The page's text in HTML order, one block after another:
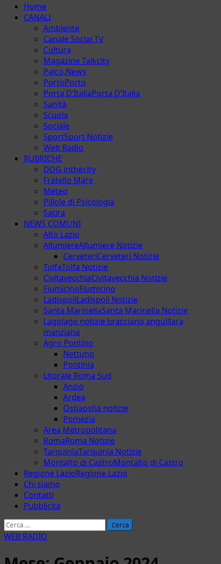
Menu
principale
Home
CANALI
Ambiente
Canale Social TV
Cultura
Magazine Talkcity
Palco.News
PortoPorto
Porta D’ItaliaPorta D’Italia
Sanità
Scuola
Sociale
SportSport Notizie
Web Radio
RUBRICHE
DOG inthecity
Fratello Mare
Meteo
Pillole di Psicologia
Satira
NEWS COMUNI
Alto Lazio
AllumiereAllumiere Notizie
CerveteriCerveteri Notizie
TolfaTolfa Notizie
CivitavecchiaCivitavecchia Notizie
FiumicinoFiumicino
LadispoliLadispoli Notizie
Santa MarinellaSanta Marinella Notizie
Lagolago notizie bracciano anguillara
manziana
Agro Pontino
Nettuno
Pontinia
Litorale Roma Sud
Anzio
Ardea
Ostiaostia notizie
Pomezia
Area Metropolitana
RomaRoma Notizie
TarquiniaTarquinia Notizie
Montalto di CastroMontalto di Castro
Regione LazioRegione Lazio
Chi siamo
Contatti
Pubblicità
Ricerca
per:
WEB RADIO